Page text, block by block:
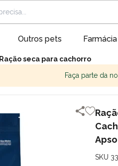
Outros pets Farmácia
Faça parte da
Ração seca para cachorro
SKU